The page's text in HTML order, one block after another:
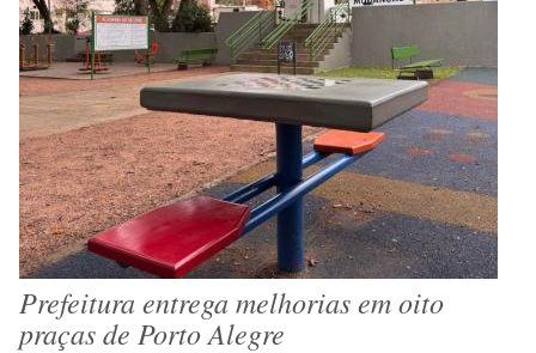
Prefeitura entrega melhorias em oito
praças de Porto Alegre